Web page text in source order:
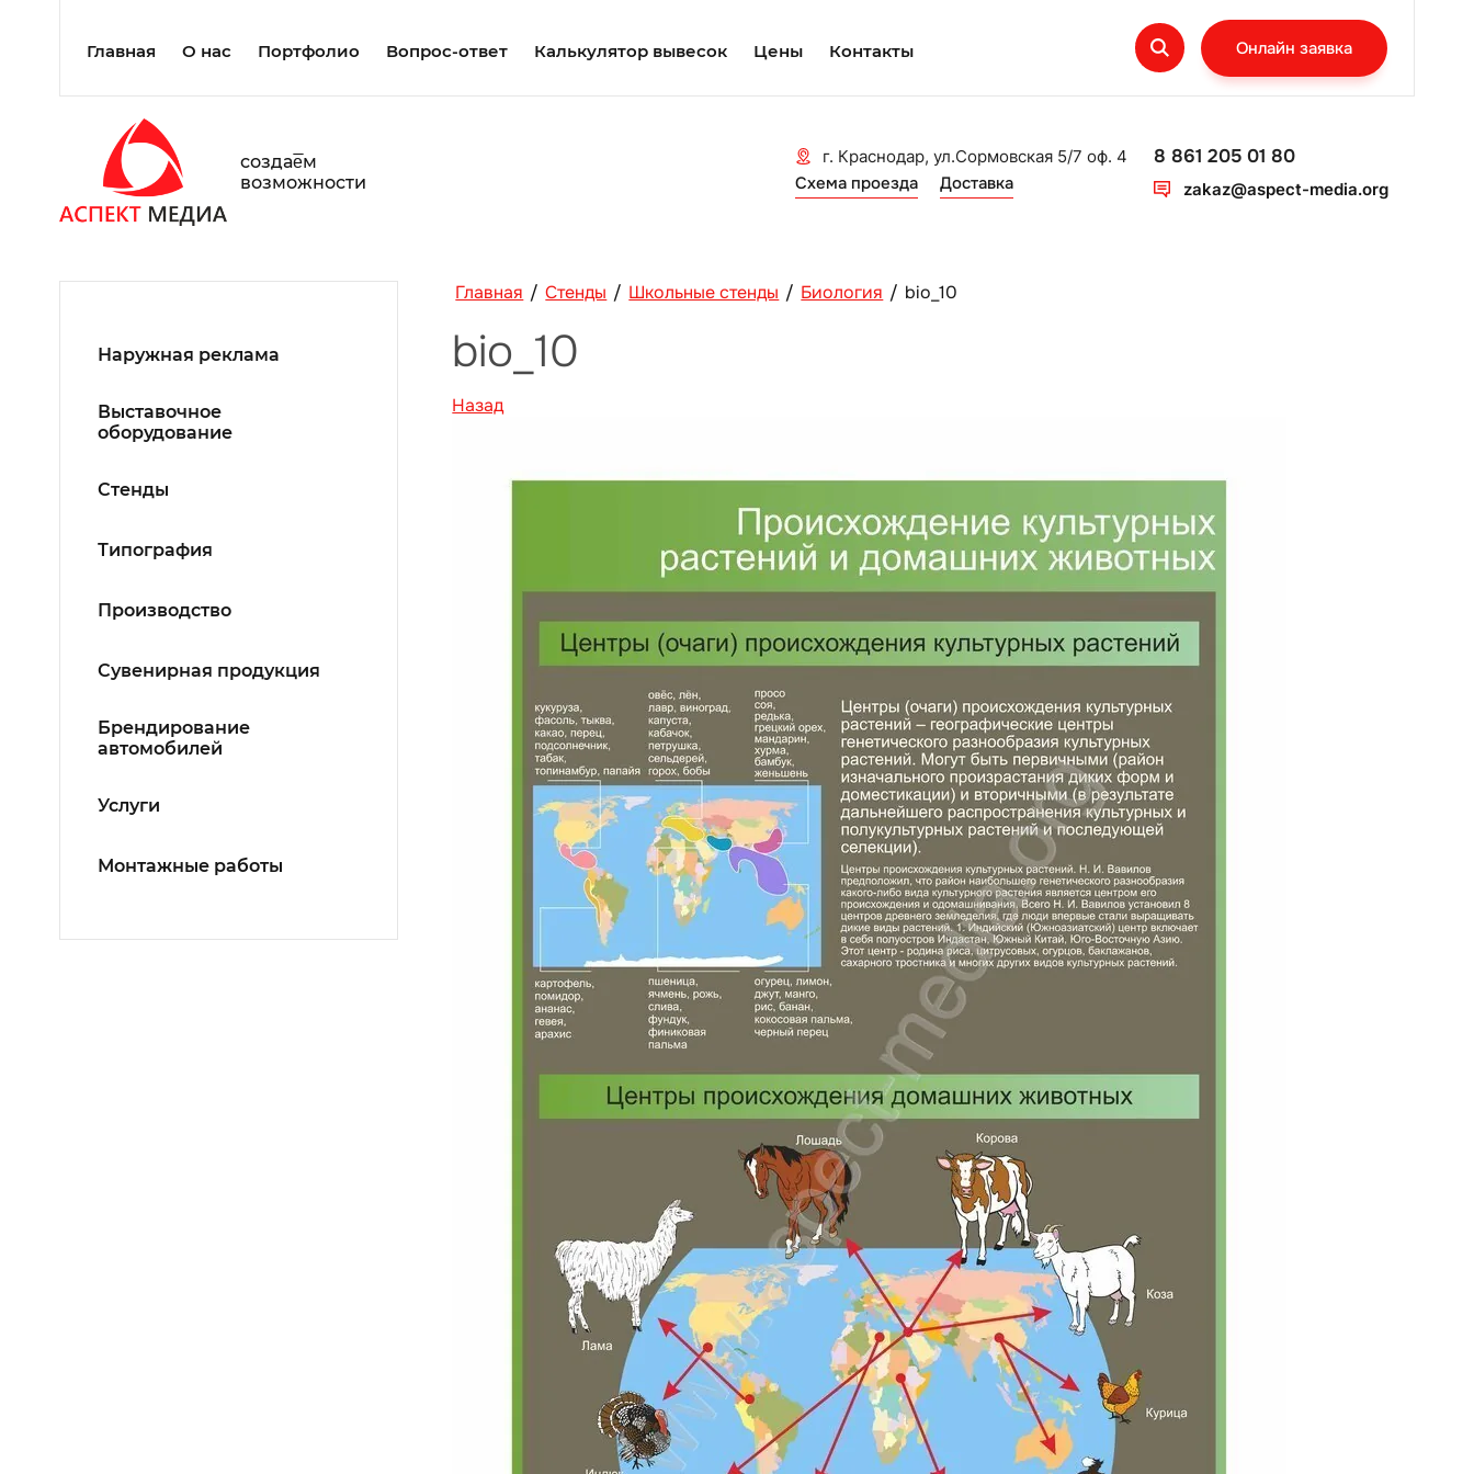
Главная О нас Портфолио Вопрос-ответ Калькулятор вывесок Цены Контакты Онлайн заявка
создаe̅м
возможности
г. Краснодар, ул.Сормовская 5/7 оф. 4
Схема проезда Доставка
8 861 205 01 80
zakaz@aspect-media.org
Наружная реклама
Выставочное
оборудование
Стенды
Типография
Производство
Сувенирная продукция
Брендирование
автомобилей
Услуги
Монтажные работы
Главная / Стенды / Школьные стенды / Биология / bio_10
bio_10
Назад